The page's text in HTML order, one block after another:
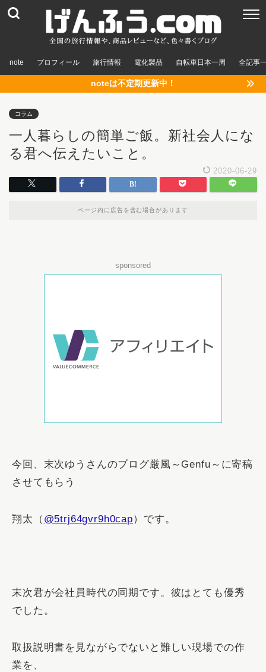
note プロフィール 旅行情報 電化製品 自転車日本一周 全記事
noteは不定期更新中！
コラム
一人暮らしの簡単ご飯。新社会人にな
る君へ伝えたいこと。
2020-06-29
ページ内に広告を含む場合があります
sponsored
今回、末次ゆうさんのブログ厳風～Genfu～に寄稿
させてもらう
翔太（ @5trj64gvr9h0cap）です。
末次君が会社員時代の同期です。彼はとても優秀
でした。
取扱説明書を見ながらでないと難しい現場での作
業を、